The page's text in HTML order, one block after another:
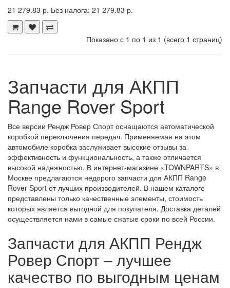
21 279.83 р. Без налога: 21 279.83 р.
Показано с 1 по 1 из 1 (всего 1 страниц)
Запчасти для АКПП
Range Rover Sport
Все версии Рендж Ровер Спорт оснащаются автоматической
коробкой переключения передач. Применяемая на этом
автомобиле коробка заслуживает высокие отзывы за
эффективность и функциональность, а также отличается
высокой надежностью. В интернет-магазине «TOWNPARTS» в
Москве предлагаются недорого запчасти для АКПП Range
Rover Sport от лучших производителей. В нашем каталоге
представлены только качественные элементы, стоимость
которых является выгодной для покупателя. Доставка деталей
осуществляется нами в самые сжатые сроки по всей России.
Запчасти для АКПП Рендж
Ровер Спорт – лучшее
качество по выгодным ценам